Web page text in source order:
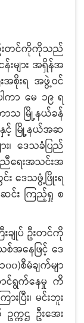
းတင်ကိုကိုသည်
းများ အရှိန်အ
အစိုးရ အဖွဲ့ဝင်
ကာ မေ ၁၉ ရ
ာသ မြို့နယ်ခန်
င့် မြို့နယ်အဆ
း၊ ဒေသခံပြည်
ကူညီရေးအသင်းအ
ဒေသဖွံ့ဖြိုးရ
င်း ကြည့်ရှု စ
ျုပ် ဦးတင်ကို
နေဖြင့် ဒေ
)စီမံချက်မျာ
င်ရွက်နေမှု ကိ
းပြီး၊ မင်းဘူး
ဥက္ကဌ ဦးအေး